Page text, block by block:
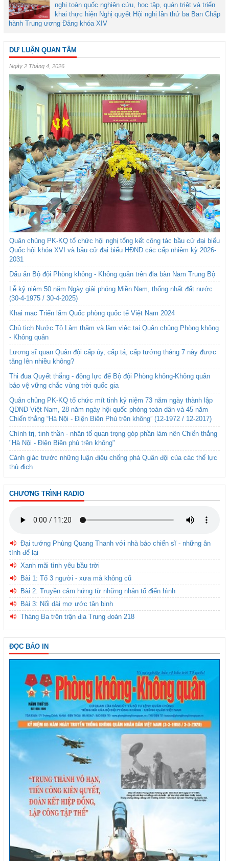
nghị toàn quốc nghiên cứu, học tập, quán triệt và triển
khai thực hiện Nghị quyết Hội nghị lần thứ ba Ban Chấp
hành Trung ương Đảng khóa XIV
DƯ LUẬN QUAN TÂM
Ngày 2 Tháng 4, 2026
Quân chủng PK-KQ tổ chức hội nghị tổng kết công tác bầu cử đại biểu
Quốc hội khóa XVI và bầu cử đại biểu HĐND các cấp nhiệm kỳ 2026-
2031
Dấu ấn Bộ đội Phòng không - Không quân trên địa bàn Nam Trung Bộ
Lễ kỷ niệm 50 năm Ngày giải phóng Miền Nam, thống nhất đất nước
(30-4-1975 / 30-4-2025)
Khai mạc Triển lãm Quốc phòng quốc tế Việt Nam 2024
Chủ tịch Nước Tô Lâm thăm và làm việc tại Quân chủng Phòng không
- Không quân
Lương sĩ quan Quân đội cấp úy, cấp tá, cấp tướng tháng 7 này được
tăng lên nhiều không?
Thi đua Quyết thắng - động lực để Bộ đội Phòng không-Không quân
bảo vệ vững chắc vùng trời quốc gia
Quân chủng PK-KQ tổ chức mít tinh kỷ niệm 73 năm ngày thành lập
QĐND Việt Nam, 28 năm ngày hội quốc phòng toàn dân và 45 năm
Chiến thắng “Hà Nội - Điện Biên Phủ trên không” (12-1972 / 12-2017)
Chính trị, tinh thần - nhân tố quan trọng góp phần làm nên Chiến thắng
"Hà Nội - Điện Biên phủ trên không"
Cảnh giác trước những luận điệu chống phá Quân đội của các thế lực
thù địch
CHƯƠNG TRÌNH RADIO
Đại tướng Phùng Quang Thanh với nhà báo chiến sĩ - những ân
tình để lại
Xanh mãi tình yêu bầu trời
Bài 1: Tổ 3 người - xưa mà không cũ
Bài 2: Truyền cảm hứng từ những nhân tố điển hình
Bài 3: Nối dài mơ ước tân binh
Tháng Ba trên trận địa Trung đoàn 218
ĐỌC BÁO IN